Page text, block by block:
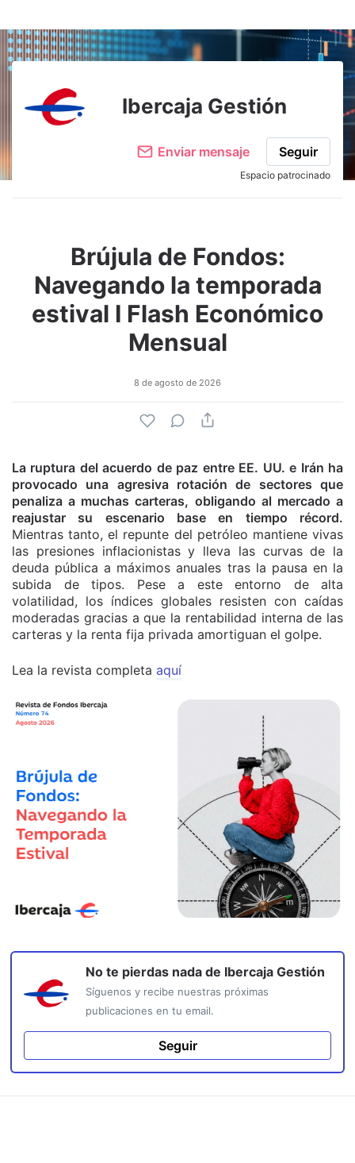
Adjuntar imagen Comentar
Ibercaja Gestión
Enviar mensaje Seguir
Espacio patrocinado
Brújula de Fondos:
Navegando la temporada
estival I Flash Económico
Mensual
8 de agosto de 2026
La ruptura del acuerdo de paz entre EE. UU. e Irán ha
provocado una agresiva rotación de sectores que
penaliza a muchas carteras, obligando al mercado a
reajustar su escenario base en tiempo récord.
Mientras tanto, el repunte del petróleo mantiene vivas
las presiones inflacionistas y lleva las curvas de la
deuda pública a máximos anuales tras la pausa en la
subida de tipos. Pese a este entorno de alta
volatilidad, los índices globales resisten con caídas
moderadas gracias a que la rentabilidad interna de las
carteras y la renta fija privada amortiguan el golpe.
Lea la revista completa aquí
No te pierdas nada de Ibercaja Gestión
Síguenos y recibe nuestras próximas
publicaciones en tu email.
Seguir